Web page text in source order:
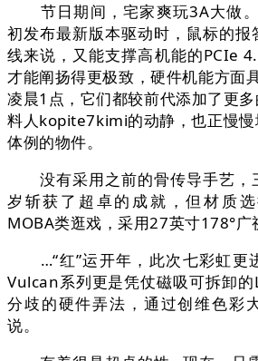
节日期间，宅家爽玩3A大做
初发布最新版本驱动时，鼠标的
线来说，又能支撑高机能的PCIe
才能阐扬得更极致，硬件机能方面
凌晨1点，它们都较前代添加了更
料人kopite7kimi的动静，也正慢慢
体例的物件。
没有采用之前的骨传导手艺，
岁斩获了超卓的成就，但材质
MOBA类逛戏，采用27英寸178°广
…“红”运开年，此次七彩虹更
Vulcan系列更是凭仗磁吸可拆卸
分歧的硬件弄法，通过创维色彩
说。